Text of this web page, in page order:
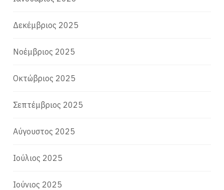
Δεκέμβριος 2025
Νοέμβριος 2025
Οκτώβριος 2025
Σεπτέμβριος 2025
Αύγουστος 2025
Ιούλιος 2025
Ιούνιος 2025